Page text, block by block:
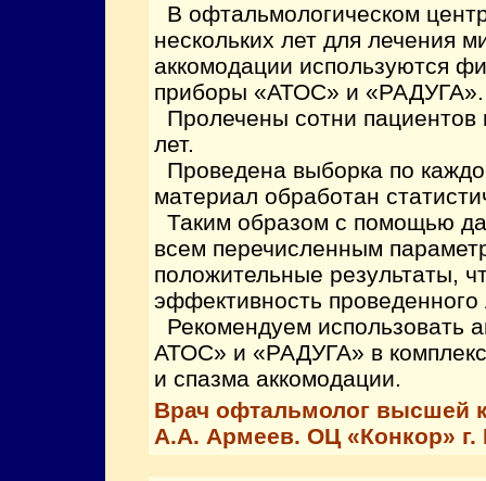
В офтальмологическом
нескольких лет для лечения
аккомодации используются
приборы «АТОС» и «РАДУГА».
Пролечены сотни пациентов
лет.
Проведена выборка по
материал обработан
Таким образом с помощью
всем перечисленным
положительные результаты,
эффективность проведенного
Рекомендуем использовать
АТОС» и «РАДУГА» в
и спазма аккомодации.
Врач офтальмолог высшей
А.А. Армеев. ОЦ «Конкор» г.